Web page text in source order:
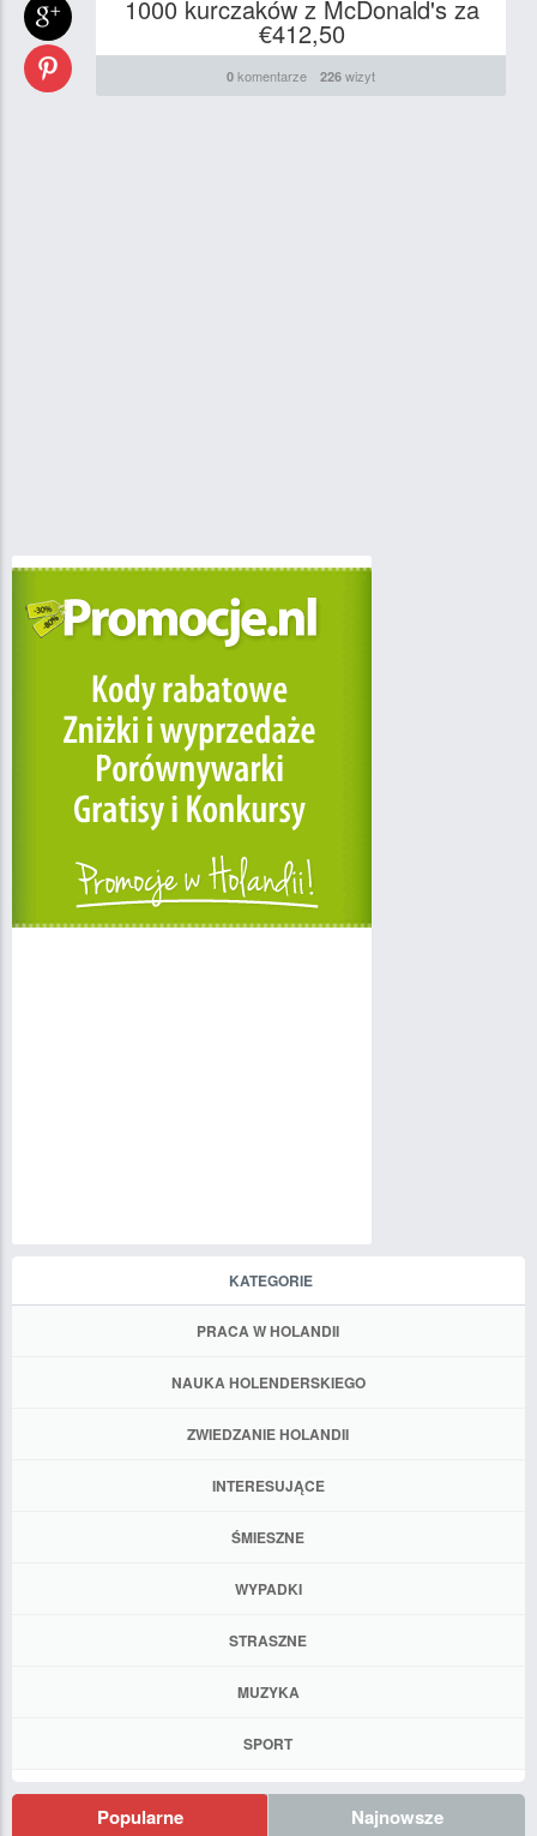
1000 kurczaków z McDonald's za
€412,50
0 komentarze 226 wizyt
KATEGORIE
PRACA W HOLANDII
NAUKA HOLENDERSKIEGO
ZWIEDZANIE HOLANDII
INTERESUJĄCE
ŚMIESZNE
WYPADKI
STRASZNE
MUZYKA
SPORT
Popularne Najnowsze